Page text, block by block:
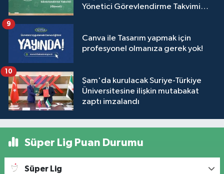
Yönetici Görevlendirme Takvimi
Canva ile Tasarım yapmak için
profesyonel olmanıza gerek yok!
9
Şam'da kurulacak Suriye-Türkiye
Üniversitesine ilişkin mutabakat
zaptı imzalandı
10
Süper Lig Puan Durumu
Süper Lig